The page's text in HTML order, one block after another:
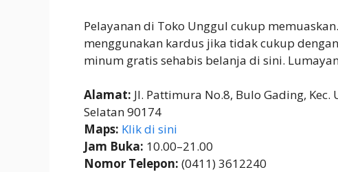
Pelayanan di Toko Unggul cukup
menggunakan kardus jika tidak cukup
minum gratis sehabis belanja di sini.
Alamat: Jl. Pattimura No.8, Bulo Gading,
Selatan 90174
Maps: Klik di sini
Jam Buka: 10.00–21.00
Nomor Telepon: (0411) 3612240